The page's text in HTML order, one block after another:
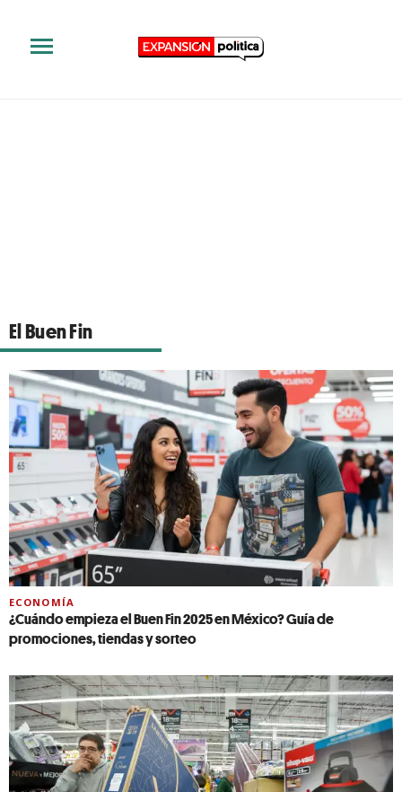
El Buen Fin
ECONOMÍA
¿Cuándo empieza el Buen Fin 2025 en México? Guía de
promociones, tiendas y sorteo